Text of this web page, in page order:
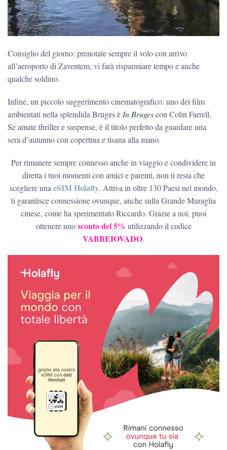
Consiglio del giorno: prenotate sempre il volo con arrivo
all’aeroporto di Zaventem, vi farà risparmiare tempo e anche
qualche soldino.
Infine, un piccolo suggerimento cinematografico: uno dei film
ambientati nella splendida Bruges è In Brugescon Colin Farrell.
Se amate thriller e suspense, è il titolo perfetto da guardare una
sera d’autunno con copertina e tisana alla mano.
Per rimanere sempre connesso anche in viaggio e condividere in
diretta i tuoi momenti con amici e parenti, non ti resta che
scegliere una eSIM Holafly. Attiva in oltre 130 Paesi nel mondo,
ti garantisce connessione ovunque, anche sulla Grande Muraglia
cinese, come ha sperimentato Riccardo. Grazie a noi, puoi
ottenere unosconto del 5% utilizzando il codice
VABBEIOVADO.